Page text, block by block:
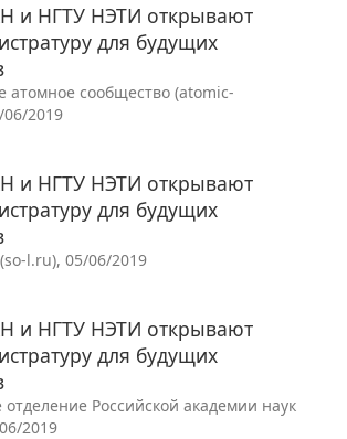
и НГТУ НЭТИ открывают
для будущих
атомное сообщество (atomic-
2019
и НГТУ НЭТИ открывают
для будущих
l.ru), 05/06/2019
и НГТУ НЭТИ открывают
для будущих
отделение Российской академии наук
2019